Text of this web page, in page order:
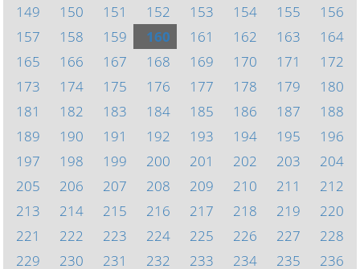
149
150 151 152 153 154 155
156
157
158 159 160 161 162 163
164
165
166 167 168 169 170 171
172
173
174 175 176 177 178 179
180
181
182 183 184 185 186 187
188
189
190 191 192 193 194 195
196
197
198 199 200 201 202 203
204
205
206 207 208 209 210 211
212
213
214 215 216 217 218 219
220
221
222 223 224 225 226 227
228
229
230 231 232 233 234 235
236